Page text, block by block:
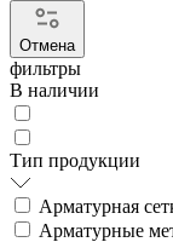
Отмена
фильтры
В наличии
Тип продукции
Арматурная
Арматурные